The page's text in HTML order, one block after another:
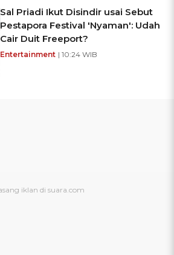
Sal Priadi Ikut Disindir usai Sebut
Pestapora Festival 'Nyaman': Udah
Cair Duit Freeport?
Entertainment | 10:24 WIB